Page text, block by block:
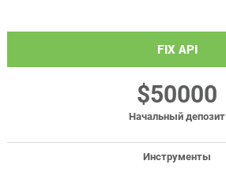
FIX API
$50000
Начальный депозит
Инструменты